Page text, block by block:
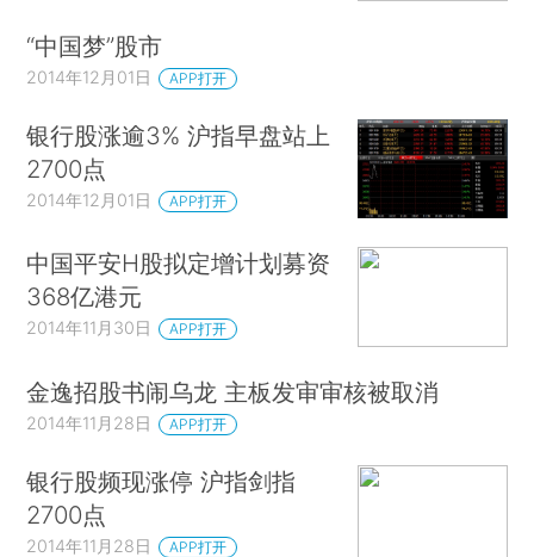
“中国梦”股市
2014年12月01日 APP打开
银行股涨逾3% 沪指早盘站上
2700点
2014年12月01日 APP打开
中国平安H股拟定增计划募资
368亿港元
2014年11月30日 APP打开
金逸招股书闹乌龙 主板发审审核被取消
2014年11月28日 APP打开
银行股频现涨停 沪指剑指
2700点
2014年11月28日 APP打开